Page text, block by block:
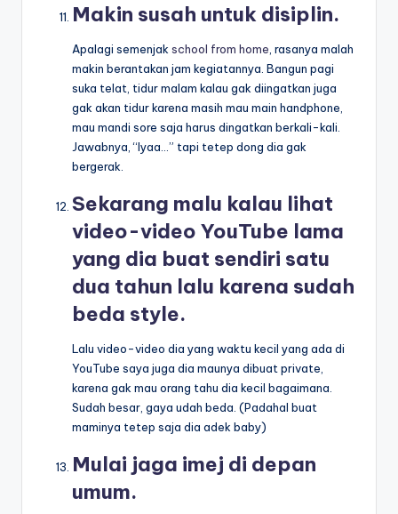
Makin susah untuk disiplin.
Apalagi semenjak school from home , rasanya malah
makin berantakan jam kegiatannya. Bangun pagi
suka telat, tidur malam kalau gak diingatkan juga
gak akan tidur karena masih mau main handphone,
mau mandi sore saja harus dingatkan berkali-kali.
Jawabnya, “Iyaa…” tapi tetep dong dia gak
bergerak.
Sekarang malu kalau lihat
video-video YouTube lama
yang dia buat sendiri satu
dua tahun lalu karena sudah
beda style.
Lalu video-video dia yang waktu kecil yang ada di
YouTube saya juga dia maunya dibuat private,
karena gak mau orang tahu dia kecil bagaimana.
Sudah besar, gaya udah beda. (Padahal buat
maminya tetep saja dia adek baby)
Mulai jaga imej di depan
umum.